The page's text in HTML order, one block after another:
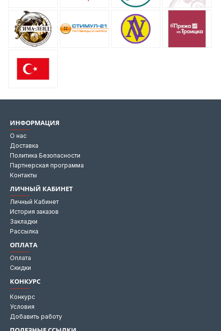
ИНФОРМАЦИЯ
О нас
Доставка
Политика Безопасности
Партнерская программа
Контакты
ЛИЧНЫЙ КАБИНЕТ
Личный Кабинет
История заказов
Закладки
Рассылка
ОПЛАТА
Оплата
Скидки
КОНКУРС
Конкурс
Условия
Добавить работу